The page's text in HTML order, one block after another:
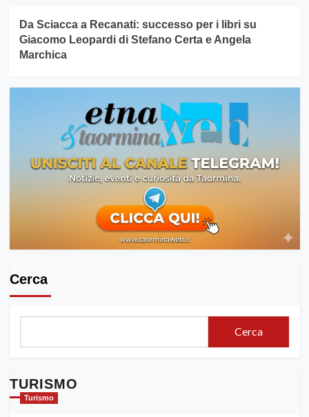
Da Sciacca a Recanati: successo per i libri su
Giacomo Leopardi di Stefano Certa e Angela
Marchica
Cerca
Cerca
TURISMO
Turismo